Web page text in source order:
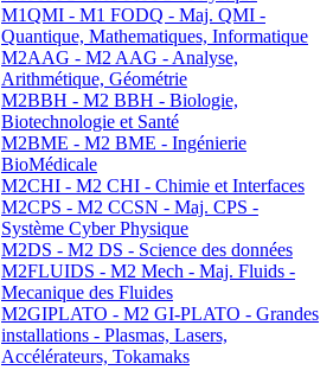
M1QMI - M1 FODQ - Maj. QMI -
Quantique, Mathematiques, Informatique
M2AAG - M2 AAG - Analyse,
Arithmétique, Géométrie
M2BBH - M2 BBH - Biologie,
Biotechnologie et Santé
M2BME - M2 BME - Ingénierie
BioMédicale
M2CHI - M2 CHI - Chimie et Interfaces
M2CPS - M2 CCSN - Maj. CPS -
Système Cyber Physique
M2DS - M2 DS - Science des données
M2FLUIDS - M2 Mech - Maj. Fluids -
Mecanique des Fluides
M2GIPLATO - M2 GI-PLATO - Grandes
installations - Plasmas, Lasers,
Accélérateurs, Tokamaks